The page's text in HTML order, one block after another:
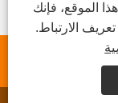
الموقع، فإنك
الارتباط.